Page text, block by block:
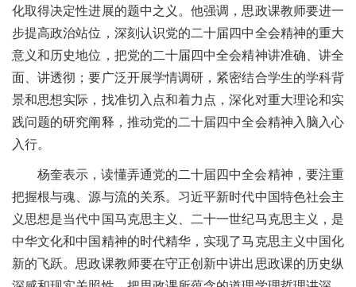
化取得决定性进展的题中之义。他强调，思政课教师要进一
步提高政治站位，深刻认识党的二十届四中全会精神的重大
意义和历史地位，把党的二十届四中全会精神讲准确、讲全
面、讲透彻；要广泛开展学情调研，紧密结合学生的学科背
景和思想实际，找准切入点和着力点，深化对重大理论和实
践问题的研究阐释，推动党的二十届四中全会精神入脑入心
入行。
杨奎表示，读懂弄通党的二十届四中全会精神，要注重
把握根与魂、源与流的关系。习近平新时代中国特色社会主
义思想是当代中国马克思主义、二十一世纪马克思主义，是
中华文化和中国精神的时代精华，实现了马克思主义中国化
新的飞跃。思政课教师要在守正创新中讲出思政课的历史纵